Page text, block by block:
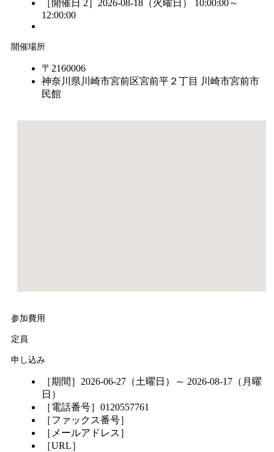
［開催日 2］2026-08-18（火曜日） 10:00:00～
12:00:00
開催場所
〒2160006
神奈川県川崎市宮前区宮前平２丁目 川崎市宮前市
民館
参加費用
定員
申し込み
［期間］2026-06-27（土曜日）～ 2026-08-17（月曜
日）
［電話番号］0120557761
［ファックス番号］
［メールアドレス］
［URL］